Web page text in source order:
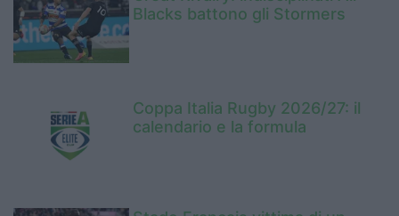
Blacks battono gli Stormers
Coppa Italia Rugby 2026/27: il
calendario e la formula